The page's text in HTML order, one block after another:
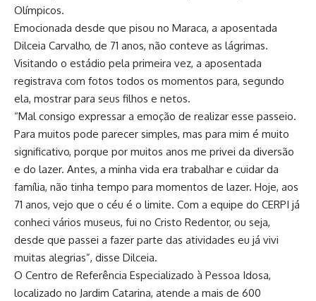
Olímpicos.
Emocionada desde que pisou no Maraca, a aposentada
Dilceia Carvalho, de 71 anos, não conteve as lágrimas.
Visitando o estádio pela primeira vez, a aposentada
registrava com fotos todos os momentos para, segundo
ela, mostrar para seus filhos e netos.
“Mal consigo expressar a emoção de realizar esse passeio.
Para muitos pode parecer simples, mas para mim é muito
significativo, porque por muitos anos me privei da diversão
e do lazer. Antes, a minha vida era trabalhar e cuidar da
família, não tinha tempo para momentos de lazer. Hoje, aos
71 anos, vejo que o céu é o limite. Com a equipe do CERPI já
conheci vários museus, fui no Cristo Redentor, ou seja,
desde que passei a fazer parte das atividades eu já vivi
muitas alegrias”, disse Dilceia.
O Centro de Referência Especializado à Pessoa Idosa,
localizado no Jardim Catarina, atende a mais de 600